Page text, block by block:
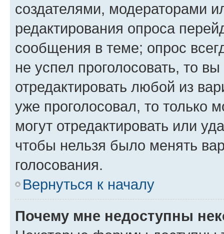
создателями, модераторами
редактирования опроса
сообщения в теме; опрос
не успел проголосовать, то
отредактировать любой из
уже проголосовал, то только
могут отредактировать или
чтобы нельзя было менять
голосования.
Вернуться к началу
Почему мне недоступны